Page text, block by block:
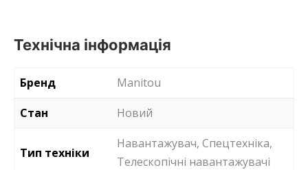
Технічна інформація
Бренд
Manitou
Стан
Новий
Тип техніки
Навантажувач, Спецтехніка,
Телескопічні навантажувачі